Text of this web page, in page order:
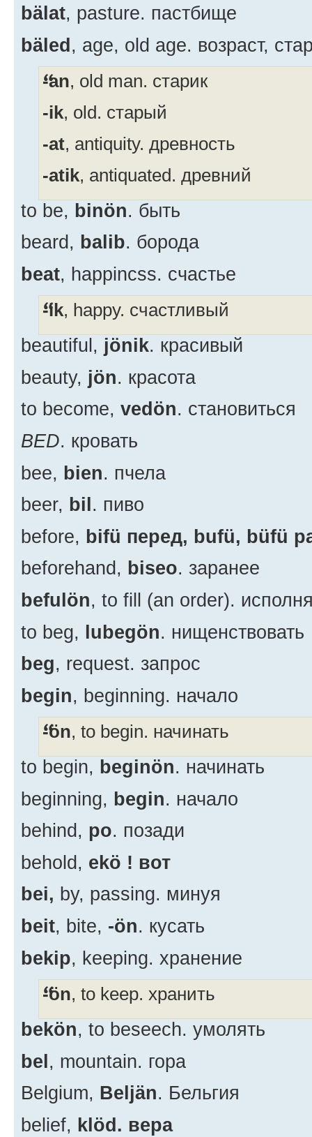
bälat, pasture. пастбище
bäled, age, old age. возраст,
-an, old man. старик
-ik, old. старый
-at, antiquity. древность
-atik, antiquated. древний
to be, binön. быть
beard, balib. борода
beat, happincss. счастье
-ik, happy. счастливый
beautiful, jönik. красивый
beauty, jön. красота
to become, vedön. становиться
BED. кровать
bee, bien. пчела
beer, bil. пиво
before, bifü перед, bufü, büfü
beforehand, biseo. заранее
befulön, to fill (an order).
to beg, lubegön. нищенствовать
beg, request. запрос
begin, beginning. начало
-ön, to begin. начинать
to begin, beginön. начинать
beginning, begin. начало
behind, po. позади
behold, ekö ! вот
bei, by, passing. минуя
beit, bite, -ön. кусать
bekip, keeping. хранение
-ön, to keep. хранить
bekön, to beseech. умолять
bel, mountain. гора
Belgium, Beljän. Бельгия
belief, klöd. вера